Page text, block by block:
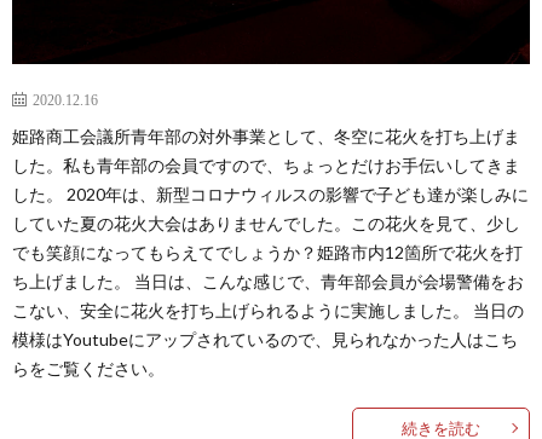
2020.12.16
姫路商工会議所青年部の対外事業として、冬空に花火を打ち上げま
した。私も青年部の会員ですので、ちょっとだけお手伝いしてきま
した。 2020年は、新型コロナウィルスの影響で子ども達が楽しみに
していた夏の花火大会はありませんでした。この花火を見て、少し
でも笑顔になってもらえてでしょうか？姫路市内12箇所で花火を打
ち上げました。 当日は、こんな感じで、青年部会員が会場警備をお
こない、安全に花火を打ち上げられるように実施しました。 当日の
模様はYoutubeにアップされているので、見られなかった人はこち
らをご覧ください。
続きを読む